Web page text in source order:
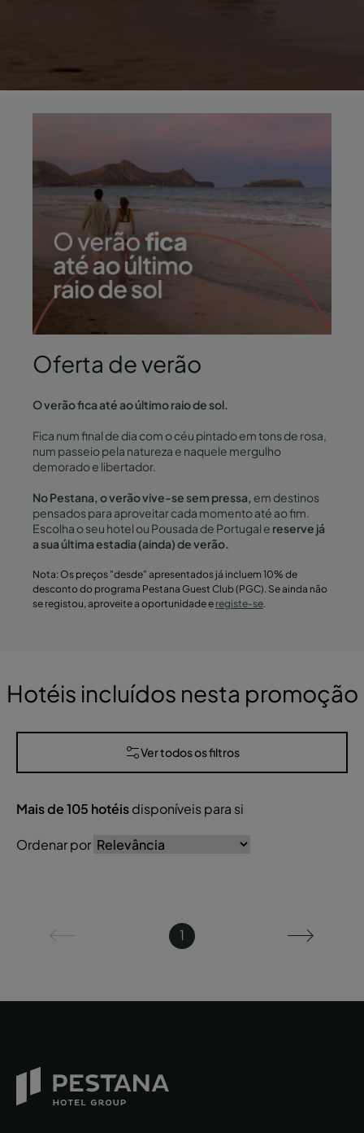
Oferta de verão
O verão fica até ao último raio de sol.
Fica num final de dia com o céu pintado em tons de rosa,
num passeio pela natureza e naquele mergulho
demorado e libertador.
No Pestana, o verão vive-se sem pressa, em destinos
pensados para aproveitar cada momento até ao fim.
Escolha o seu hotel ou Pousada de Portugal e reserve já
a sua última estadia (ainda) de verão.
Nota: Os preços "desde" apresentados já incluem 10% de
desconto do programa Pestana Guest Club (PGC). Se ainda não
se registou, aproveite a oportunidade e registe-se.
Hotéis incluídos nesta promoção
Ver todos os filtros
Mais de105 hotéisdisponíveis para si
Ordenar por
1